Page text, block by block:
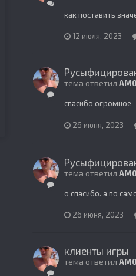
как поставить
12 июля, 2023
тема ответил
спасибо огромное
26 июня, 2023
тема ответил
о спасибо. а по
26 июня, 2023
клиенты игры
тема ответил